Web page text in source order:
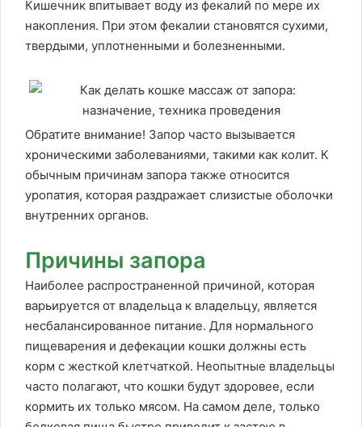
Кишечник впитывает воду из фекалий по мере их
накопления. При этом фекалии становятся сухими,
твердыми, уплотненными и болезненными.
Обратите внимание! Запор часто вызывается
хроническими заболеваниями, такими как колит. К
обычным причинам запора также относится
уропатия, которая раздражает слизистые оболочки
внутренних органов.
Причины запора
Наиболее распространенной причиной, которая
варьируется от владельца к владельцу, является
несбалансированное питание. Для нормального
пищеварения и дефекации кошки должны есть
корм с жесткой клетчаткой. Неопытные владельцы
часто полагают, что кошки будут здоровее, если
кормить их только мясом. На самом деле, только